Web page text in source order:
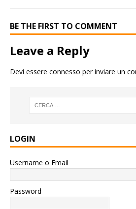
BE THE FIRST TO COMMENT
Leave a Reply
Devi essere connesso per inviare un
LOGIN
Username o Email
Password